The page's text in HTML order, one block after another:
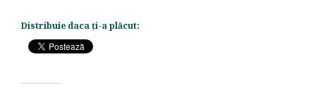
Distribuie daca ți-a plăcut: